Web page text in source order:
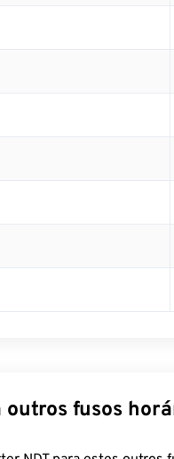
fusos